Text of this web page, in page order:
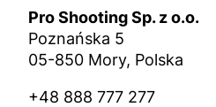
Pro Shooting Sp. z o.o.
Poznańska 5
05-850 Mory, Polska
+48 888 777 277